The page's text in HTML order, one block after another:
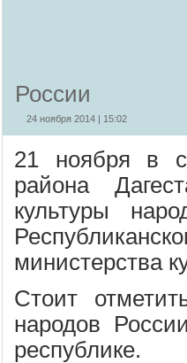
России
24 ноября 2014 | 15:02
21 ноября в
района
культуры
министерства
Стоит
народов
республике.